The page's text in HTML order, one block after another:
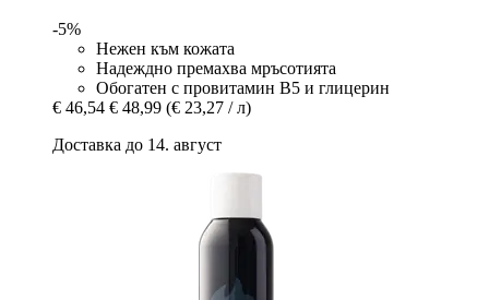
-5%
Нежен към кожата
Надеждно премахва мръсотията
Обогатен с провитамин В5 и глицерин
€ 46,54 € 48,99 (€ 23,27 / л)
Доставка до 14. август